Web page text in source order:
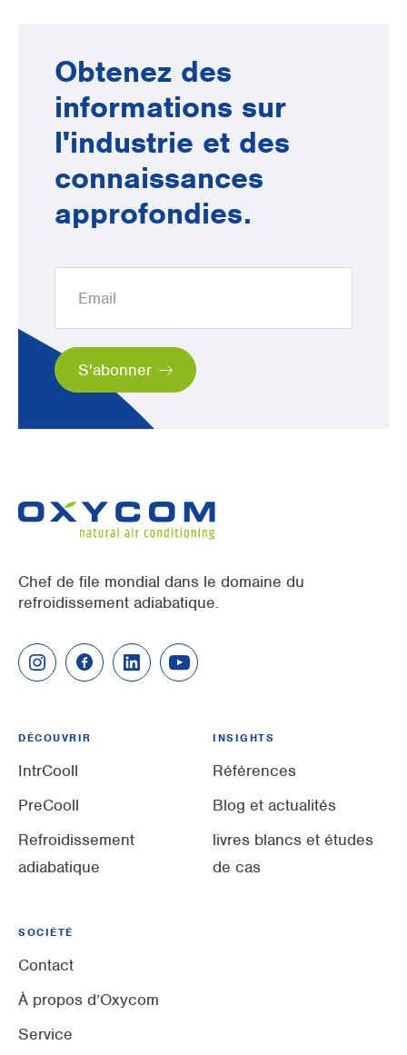
Obtenez des
informations sur
l'industrie et des
connaissances
approfondies.
Chef de file mondial dans le domaine du
refroidissement adiabatique.
DÉCOUVRIR
IntrCooll
PreCooll
Refroidissement
adiabatique
INSIGHTS
Références
Blog et actualités
livres blancs et études
de cas
SOCIÉTÉ
Contact
À propos d’Oxycom
Service